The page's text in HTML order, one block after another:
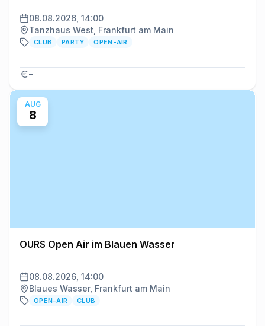
08.08.2026, 14:00
Tanzhaus West, Frankfurt am Main
CLUB PARTY OPEN-AIR
–
AUG
8
OURS Open Air im Blauen Wasser
08.08.2026, 14:00
Blaues Wasser, Frankfurt am Main
OPEN-AIR CLUB